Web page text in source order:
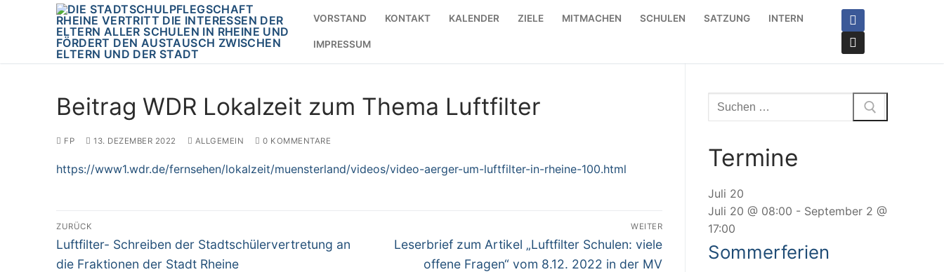
VORSTAND KONTAKT KALENDER ZIELE MITMACHEN SCHULEN SATZUNG INTERN
IMPRESSUM
Beitrag WDR Lokalzeit zum Thema Luftfilter
FP 13. DEZEMBER 2022 ALLGEMEIN 0 KOMMENTARE
https://www1.wdr.de/fernsehen/lokalzeit/muensterland/videos/video-aerger-um-luftfilter-in-rheine-100.html
Beitragsnavigation
ZURÜCK
Vorheriger
Beitrag:
Luftfilter- Schreiben der Stadtschülervertretung an
die Fraktionen der Stadt Rheine
WEITER
Nächster
Beitrag:
Leserbrief zum Artikel „Luftfilter Schulen: viele
offene Fragen“ vom 8.12. 2022 in der MV
Suchen
nach:
Termine
Juli 20
Juli 20 @ 08:00 - September 2 @
17:00
Sommerferien